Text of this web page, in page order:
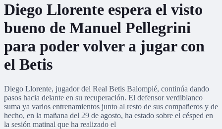
Diego Llorente espera el visto
bueno de Manuel Pellegrini
para poder volver a jugar con
el Betis
Diego Llorente, jugador del Real Betis Balompié, continúa dando
pasos hacia delante en su recuperación. El defensor verdiblanco
suma ya varios entrenamientos junto al resto de sus compañeros y de
hecho, en la mañana del 29 de agosto, ha estado sobre el césped en
la sesión matinal que ha realizado el